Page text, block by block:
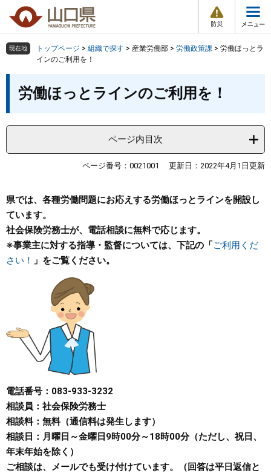
の
頭
。
ー
飛
て
本
へ
情
報
メ
ュ
組織で探す
健康・福祉
教育・文化・スポーツ
しごと・産業・観光
まちづくり
県政情報
検索の仕方 組織で探す サイトマップで探す
現在地 トップページ > 組織で探す > 産業労働部 > 労働政策課 > 労働ほっとラ
インのご利用を！
労働ほっとラインのご利用を！
ページ内目次
ページ番号：0021001 更新日：2022年4月1日更新
県では、各種労働問題にお応えする労働ほっとラインを開設し
ています。
社会保険労務士が、電話相談に無料で応じます。
※事業主に対する指導・監督については、下記の「ご利用くだ
さい！
」をご覧ください。
電話番号：083-933-3232
相談員：社会保険労務士
相談料：無料（通信料は発生します）
相談日：月曜日～金曜日9時00分～18時00分（ただし、祝日、
年末年始を除く）
ご相談は、メールでも受け付けています。（回答は平日返信と